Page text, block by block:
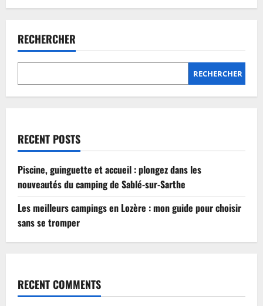
en
Lozère
:
mon
choisir
sans
RECHERCHER
RECHERCHER
RECENT POSTS
Piscine, guinguette et accueil : plongez dans les
nouveautés du camping de Sablé-sur-Sarthe
Les meilleurs campings en Lozère : mon guide pour choisir
sans se tromper
RECENT COMMENTS